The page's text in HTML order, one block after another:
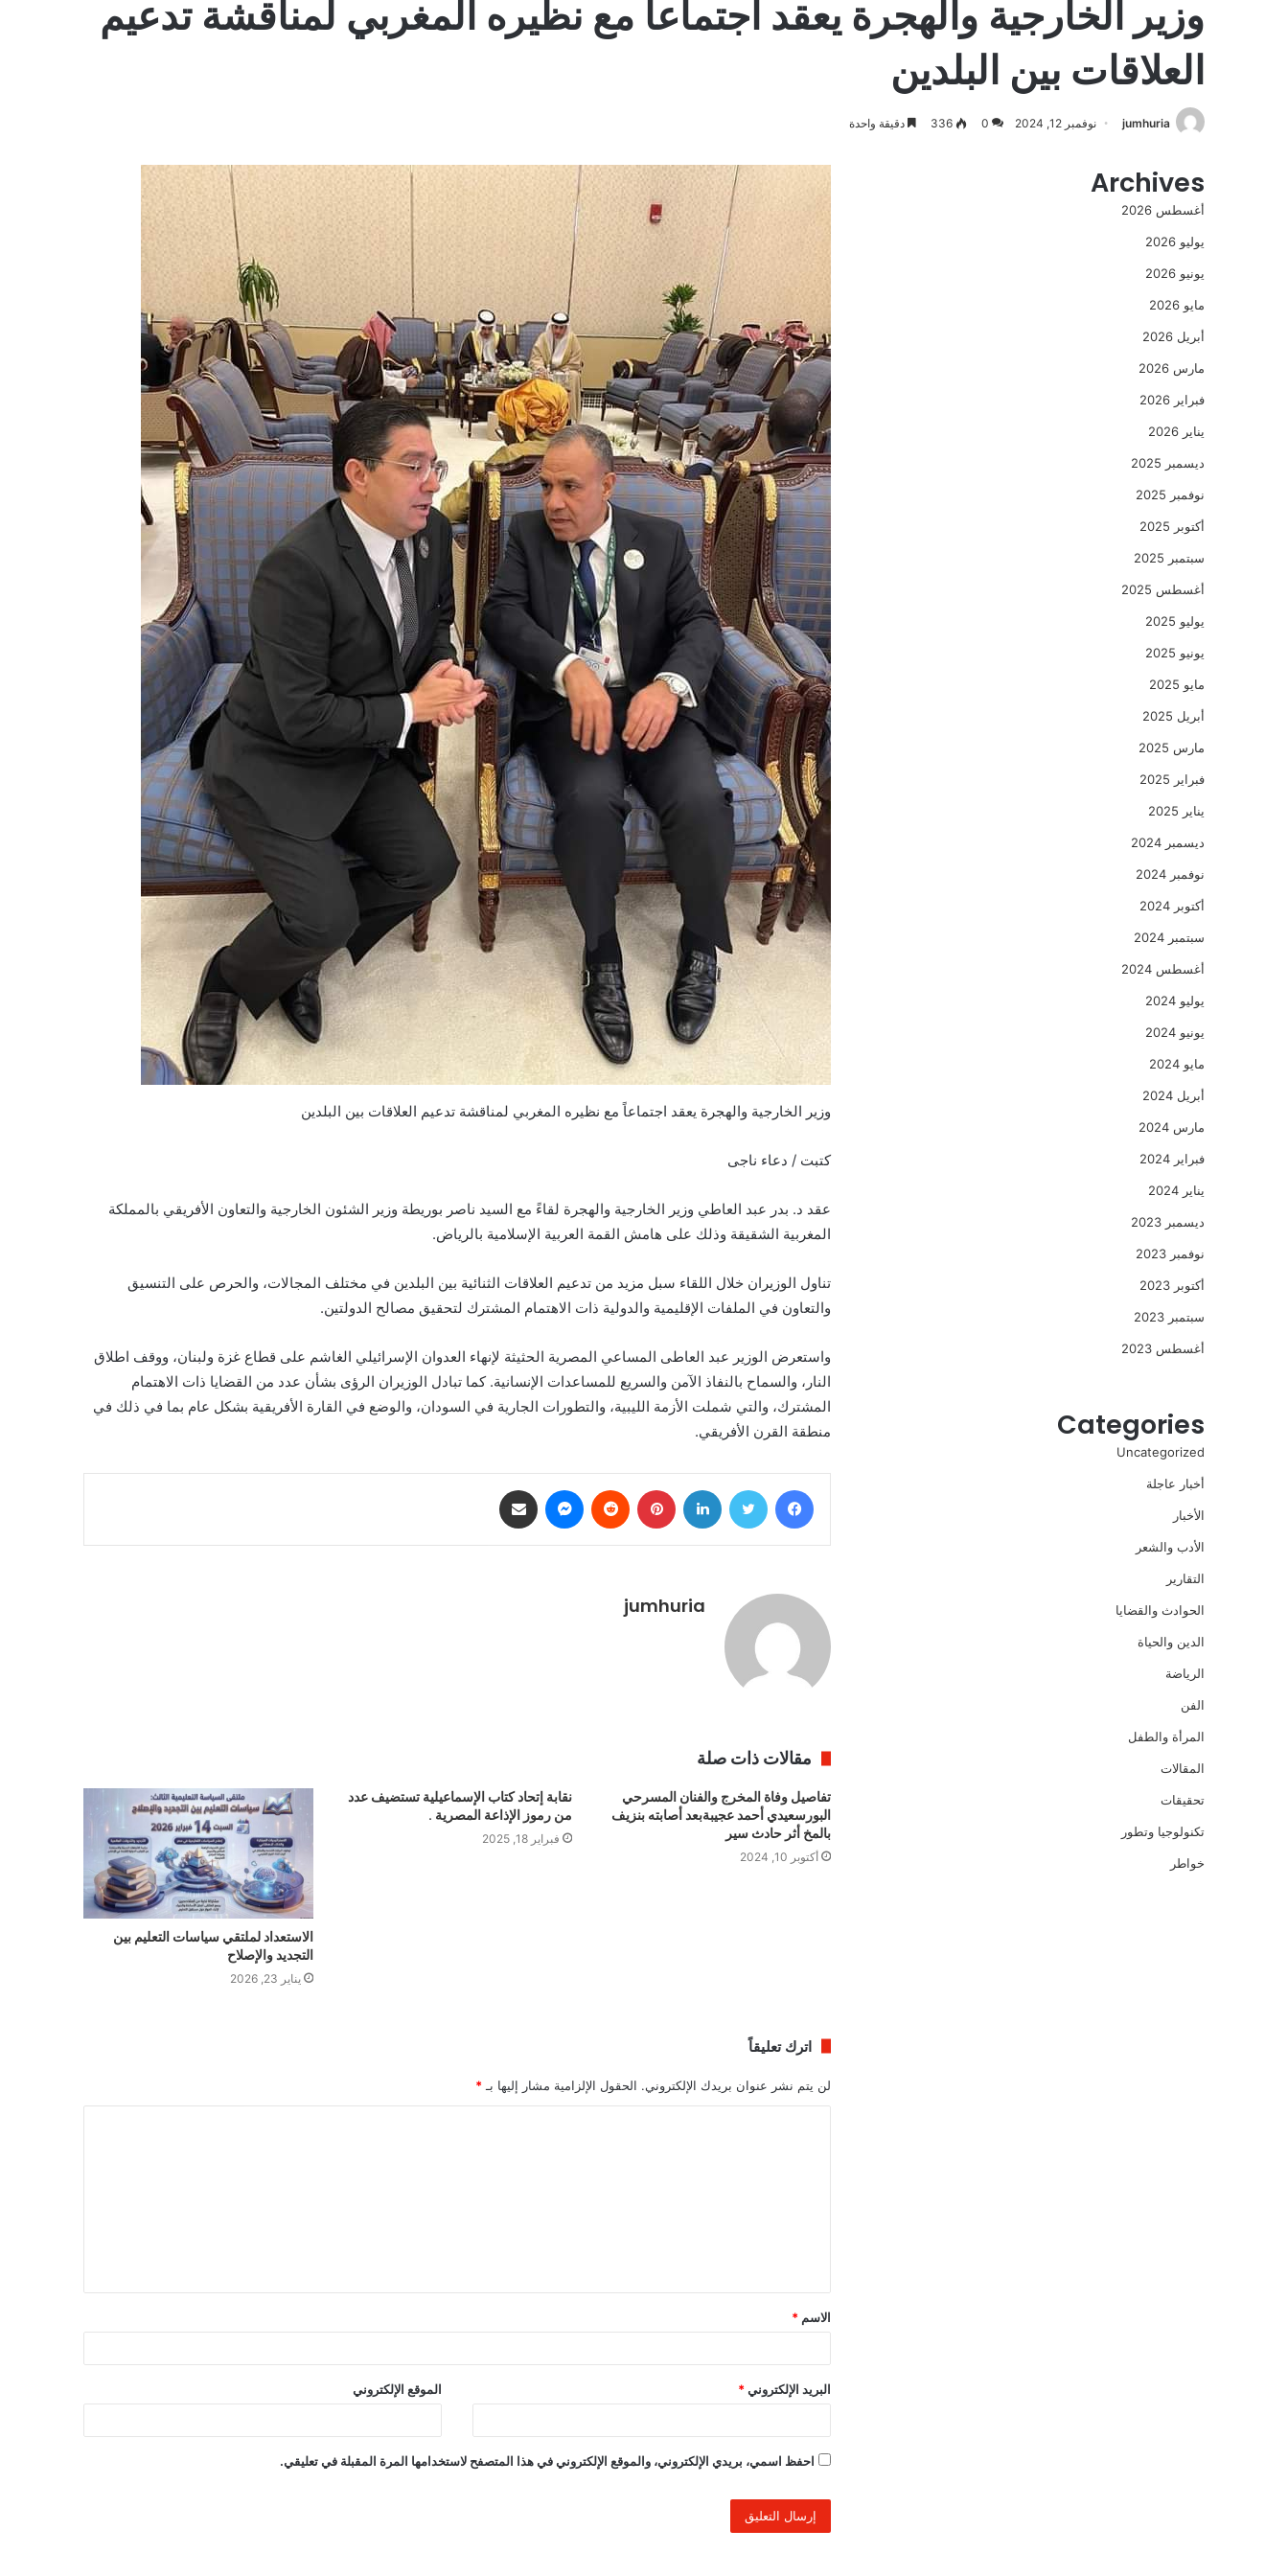
وزير الخارجية والهجرة يعقد اجتماعاً مع نظيره المغربي لمناقشة تدعيم
العلاقات بين البلدين
jumhuria نوفمبر 12, 2024 0
336 دقيقة واحدة
وزير الخارجية والهجرة يعقد اجتماعاً مع نظيره المغربي لمناقشة تدعيم العلاقات بين البلدين
كتبت / دعاء ناجى
عقد د. بدر عبد العاطي وزير الخارجية والهجرة لقاءً مع السيد ناصر بوريطة وزير الشئون الخارجية والتعاون الأفريقي بالمملكة
المغربية الشقيقة وذلك على هامش القمة العربية الإسلامية بالرياض.
تناول الوزيران خلال اللقاء سبل مزيد من تدعيم العلاقات الثنائية بين البلدين في مختلف المجالات، والحرص على التنسيق
والتعاون في الملفات الإقليمية والدولية ذات الاهتمام المشترك لتحقيق مصالح الدولتين.
واستعرض الوزير عبد العاطى المساعي المصرية الحثيثة لإنهاء العدوان الإسرائيلي الغاشم على قطاع غزة ولبنان، ووقف اطلاق
النار، والسماح بالنفاذ الآمن والسريع للمساعدات الإنسانية. كما تبادل الوزيران الرؤى بشأن عدد من القضايا ذات الاهتمام
المشترك، والتي شملت الأزمة الليبية، والتطورات الجارية في السودان، والوضع في القارة الأفريقية بشكل عام بما في ذلك في
منطقة القرن الأفريقي.
فيسبوك تويتر لينكدإن بينتيريست ماسنجر
jumhuria
مقالات ذات صلة
تفاصيل وفاة المخرج والفنان المسرحي
البورسعيدي أحمد عجيبةبعد أصابته بنزيف
بالمخ أثر حادث سير
أكتوبر 10, 2024
نقابة إتحاد كتاب الإسماعيلية تستضيف عدد
من رموز الإذاعة المصرية .
فبراير 18, 2025
الاستعداد لملتقي سياسات التعليم بين
التجديد والإصلاح
يناير 23, 2026
اترك تعليقاً
لن يتم نشر عنوان بريدك الإلكتروني. الحقول الإلزامية مشار إليها بـ *
ق
*
الاسم *
البريد الإلكتروني * الموقع الإلكتروني
احفظ اسمي، بريدي الإلكتروني، والموقع الإلكتروني في هذا المتصفح لاستخدامها المرة المقبلة في تعليقي.
Archives
أغسطس 2026
يوليو 2026
يونيو 2026
مايو 2026
أبريل 2026
مارس 2026
فبراير 2026
يناير 2026
ديسمبر 2025
نوفمبر 2025
أكتوبر 2025
سبتمبر 2025
أغسطس 2025
يوليو 2025
يونيو 2025
مايو 2025
أبريل 2025
مارس 2025
فبراير 2025
يناير 2025
ديسمبر 2024
نوفمبر 2024
أكتوبر 2024
سبتمبر 2024
أغسطس 2024
يوليو 2024
يونيو 2024
مايو 2024
أبريل 2024
مارس 2024
فبراير 2024
يناير 2024
ديسمبر 2023
نوفمبر 2023
أكتوبر 2023
سبتمبر 2023
أغسطس 2023
Categories
Uncategorized
أخبار عاجلة
الأخبار
الأدب والشعر
التقارير
الحوادث والقضايا
الدين والحياة
الرياضة
الفن
المرأة والطفل
المقالات
تحقيقات
تكنولوجيا وتطور
خواطر